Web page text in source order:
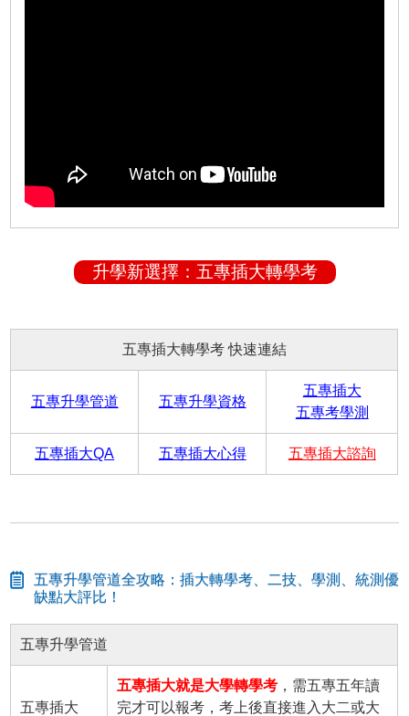
升學新選擇：五專插大轉學考
五專插大轉學考 快速連結
五專升學管道 五專升學資格
五專插大
五專考學測
五專插大QA 五專插大心得 五專插大諮詢
五專升學管道全攻略：插大轉學考、二技、學測、統測優
缺點大評比！
五專升學管道
五專插大
五專插大就是大學轉學考 ，需五專五年讀
完才可以報考，考上後直接進入大二或大